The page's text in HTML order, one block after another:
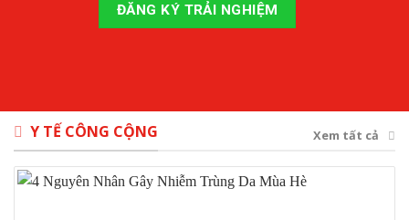
Y TẾ CÔNG CỘNG Xem tất cả